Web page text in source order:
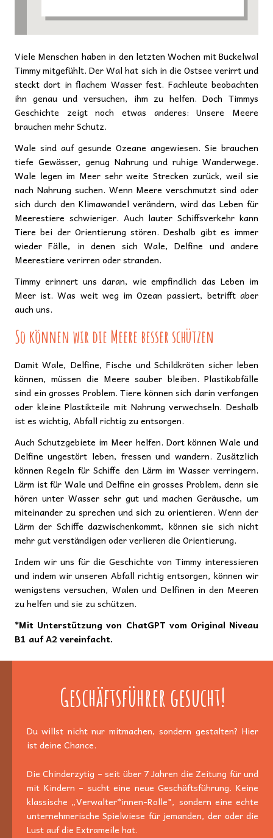
Viele Menschen haben in den letzten Wochen mit Buckelwal
Timmy mitgefühlt. Der Wal hat sich in die Ostsee verirrt und
steckt dort in flachem Wasser fest. Fachleute beobachten
ihn genau und versuchen, ihm zu helfen. Doch Timmys
Geschichte zeigt noch etwas anderes: Unsere Meere
brauchen mehr Schutz.
Wale sind auf gesunde Ozeane angewiesen. Sie brauchen
tiefe Gewässer, genug Nahrung und ruhige Wanderwege.
Wale legen im Meer sehr weite Strecken zurück, weil sie
nach Nahrung suchen. Wenn Meere verschmutzt sind oder
sich durch den Klimawandel verändern, wird das Leben für
Meerestiere schwieriger. Auch lauter Schiffsverkehr kann
Tiere bei der Orientierung stören. Deshalb gibt es immer
wieder Fälle, in denen sich Wale, Delfine und andere
Meerestiere verirren oder stranden.
Timmy erinnert uns daran, wie empfindlich das Leben im
Meer ist. Was weit weg im Ozean passiert, betrifft aber
auch uns.
So können wir die Meere besser schützen
Damit Wale, Delfine, Fische und Schildkröten sicher leben
können, müssen die Meere sauber bleiben. Plastikabfälle
sind ein grosses Problem. Tiere können sich darin verfangen
oder kleine Plastikteile mit Nahrung verwechseln. Deshalb
ist es wichtig, Abfall richtig zu entsorgen.
Auch Schutzgebiete im Meer helfen. Dort können Wale und
Delfine ungestört leben, fressen und wandern. Zusätzlich
können Regeln für Schiffe den Lärm im Wasser verringern.
Lärm ist für Wale und Delfine ein grosses Problem, denn sie
hören unter Wasser sehr gut und machen Geräusche, um
miteinander zu sprechen und sich zu orientieren. Wenn der
Lärm der Schiffe dazwischenkommt, können sie sich nicht
mehr gut verständigen oder verlieren die Orientierung.
Indem wir uns für die Geschichte von Timmy interessieren
und indem wir unseren Abfall richtig entsorgen, können wir
wenigstens versuchen, Walen und Delfinen in den Meeren
zu helfen und sie zu schützen.
*Mit Unterstützung von ChatGPT vom Original Niveau
B1 auf A2 vereinfacht.
Geschäftsführer gesucht!
Du willst nicht nur mitmachen, sondern gestalten? Hier
ist deine Chance.
Die Chinderzytig – seit über 7 Jahren die Zeitung für und
mit Kindern – sucht eine neue Geschäftsführung. Keine
klassische „Verwalter*innen-Rolle", sondern eine echte
unternehmerische Spielwiese für jemanden, der oder die
Lust auf die Extrameile hat.